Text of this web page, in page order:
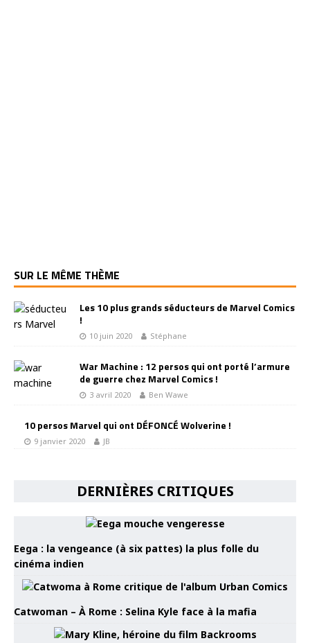
SUR LE MÊME THÈME
Les 10 plus grands séducteurs de Marvel Comics
!
10 juin 2020 Stéphane
War Machine : 12 persos qui ont porté l’armure
de guerre chez Marvel Comics !
3 avril 2020 Ben Wawe
10 persos Marvel qui ont DÉFONCÉ Wolverine !
9 janvier 2020 JB
DERNIÈRES CRITIQUES
Eega : la vengeance (à six pattes) la plus folle du
cinéma indien
Catwoman – À Rome : Selina Kyle face à la mafia